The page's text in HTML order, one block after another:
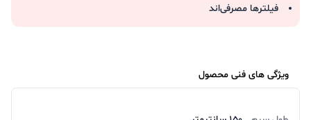
فیلترها مصرفی‌اند
ویژگی های فنی محصول